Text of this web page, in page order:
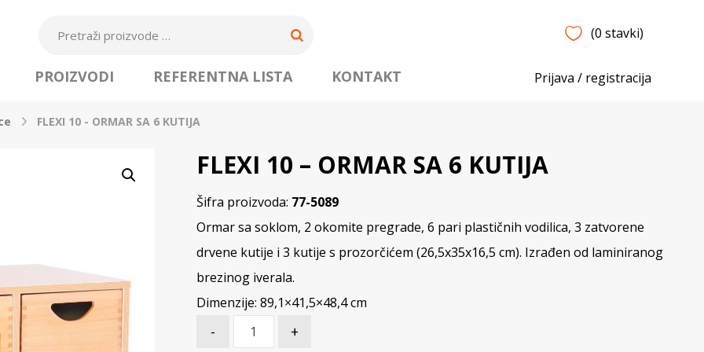
(0 stavki)
Prijava / registracija
PROIZVODI REFERENTNA LISTA KONTAKT
FLEXI 10 - ORMAR SA 6 KUTIJA
FLEXI 10 – ORMAR SA 6 KUTIJA
Šifra proizvoda: 77-5089
Ormar sa soklom, 2 okomite pregrade, 6 pari plastičnih vodilica, 3 zatvorene
drvene kutije i 3 kutije s prozorčićem (26,5x35x16,5 cm). Izrađen od laminiranog
brezinog iverala.
Dimenzije: 89,1×41,5×48,4 cm
- +